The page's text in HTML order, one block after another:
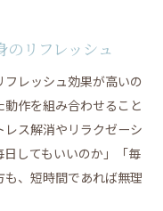
のリフレッシュ
レッシュ効果が高いの
作を組み合わせること
ス解消やリラクゼーシ
してもいいのか」「毎
、短時間であれば無理